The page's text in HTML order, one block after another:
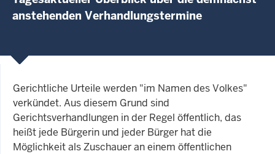
anstehenden Verhandlungstermine
Gerichtliche Urteile werden "im Namen des Volkes"
verkündet. Aus diesem Grund sind
Gerichtsverhandlungen in der Regel öffentlich, das
heißt jede Bürgerin und jeder Bürger hat die
Möglichkeit als Zuschauer an einem öffentlichen